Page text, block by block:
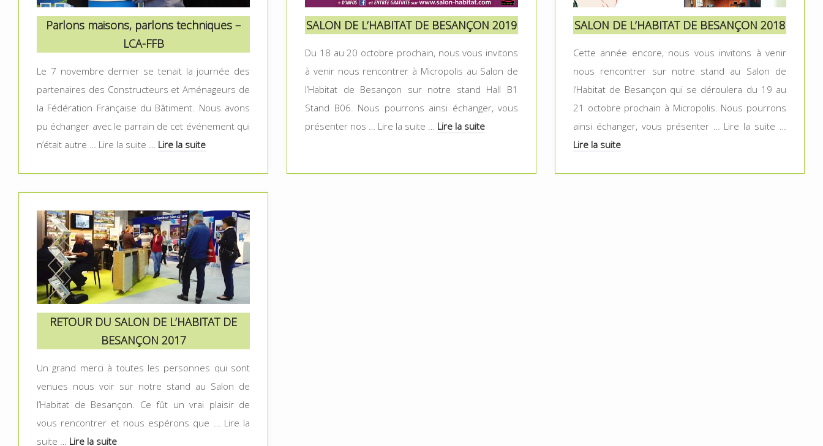
Parlons maisons, parlons techniques –
LCA-FFB
Le 7 novembre dernier se tenait la journée des
partenaires des Constructeurs et Aménageurs de
la Fédération Française du Bâtiment. Nous avons
pu échanger avec le parrain de cet événement qui
n’était autre … Lire la suite … Lire la suite
SALON DE L’HABITAT DE BESANÇON 2019
Du 18 au 20 octobre prochain, nous vous invitons
à venir nous rencontrer à Micropolis au Salon de
l’Habitat de Besançon sur notre stand Hall B1
Stand B06. Nous pourrons ainsi échanger, vous
présenter nos … Lire la suite … Lire la suite
SALON DE L’HABITAT DE BESANÇON 2018
Cette année encore, nous vous invitons à venir
nous rencontrer sur notre stand au Salon de
l’Habitat de Besançon qui se déroulera du 19 au
21 octobre prochain à Micropolis. Nous pourrons
ainsi échanger, vous présenter … Lire la suite …
Lire la suite
RETOUR DU SALON DE L’HABITAT DE
BESANÇON 2017
Un grand merci à toutes les personnes qui sont
venues nous voir sur notre stand au Salon de
l’Habitat de Besançon. Ce fût un vrai plaisir de
vous rencontrer et nous espérons que … Lire la
suite … Lire la suite